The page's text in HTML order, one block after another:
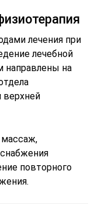
лечения при
лечебной
направлены на
верхней
массаж,
повторного